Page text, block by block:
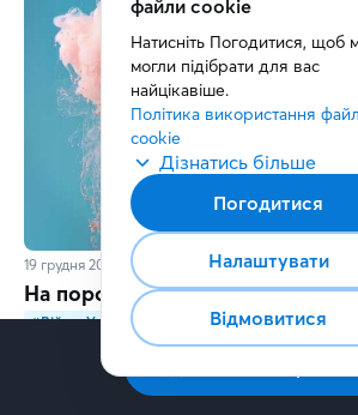
19 грудня 2022 12
На порозі 2023-го: глобальні
#ВійнавУкраїні #Рішення
файли cookie
Натисніть Погодитися, щоб
могли підібрати для вас
найцікавіше.
Політика використання
cookie
Дізнатись більше
Погодитися
Налаштувати
Відмовитися